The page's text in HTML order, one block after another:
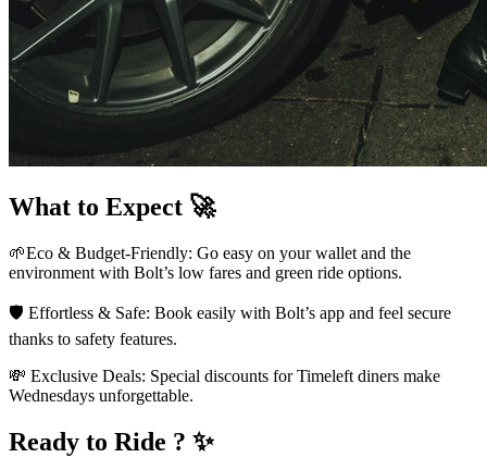
What to Expect 🚀
🌱Eco & Budget-Friendly: Go easy on your wallet and the
environment with Bolt’s low fares and green ride options.
🛡️ Effortless & Safe: Book easily with Bolt’s app and feel secure
thanks to safety features.
💸 Exclusive Deals: Special discounts for Timeleft diners make
Wednesdays unforgettable.
Ready to Ride ? ✨